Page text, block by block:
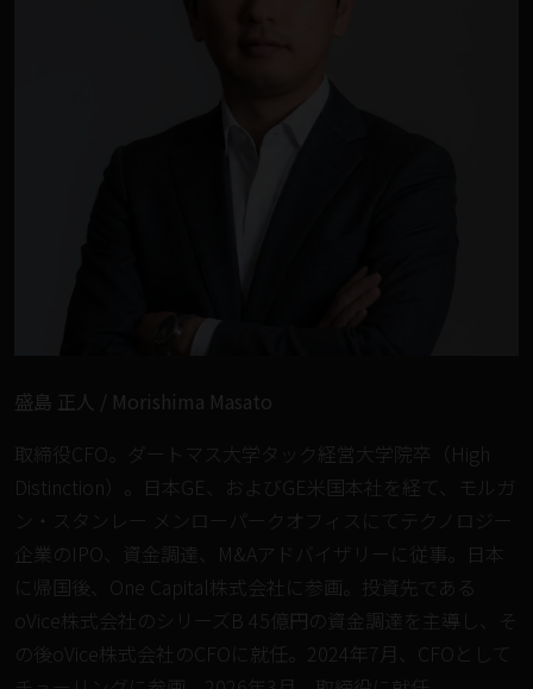
盛島 正人 / Morishima Masato
取締役CFO。ダートマス大学タック経営大学院卒（High
Distinction）。日本GE、およびGE米国本社を経て、モルガ
ン・スタンレー メンローパークオフィスにてテクノロジー
企業のIPO、資金調達、M&Aアドバイザリーに従事。日本
に帰国後、One Capital株式会社に参画。投資先である
oVice株式会社のシリーズB 45億円の資金調達を主導し、そ
の後oVice株式会社のCFOに就任。2024年7月、CFOとして